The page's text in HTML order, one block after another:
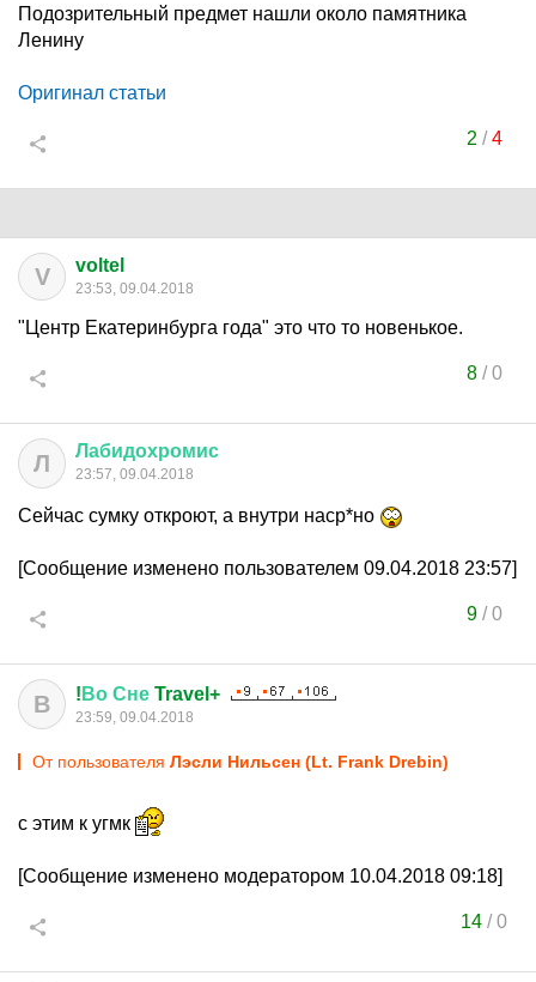
Подозрительный предмет нашли около памятника
Ленину
Оригинал статьи
2 /4
V voltel
23:53, 09.04.2018
"Центр Екатеринбурга года" это что то новенькое.
8/0
Л Лабидохромис
23:57, 09.04.2018
Сейчас сумку откроют, а внутри наср*но
[Сообщение изменено пользователем 09.04.2018 23:57]
9/0
В ! Во Сне Travel+
23:59, 09.04.2018
От пользователя Лэсли Нильсен (Lt. Frank Drebin)
с этим к угмк
[Сообщение изменено модератором 10.04.2018 09:18]
14 /0